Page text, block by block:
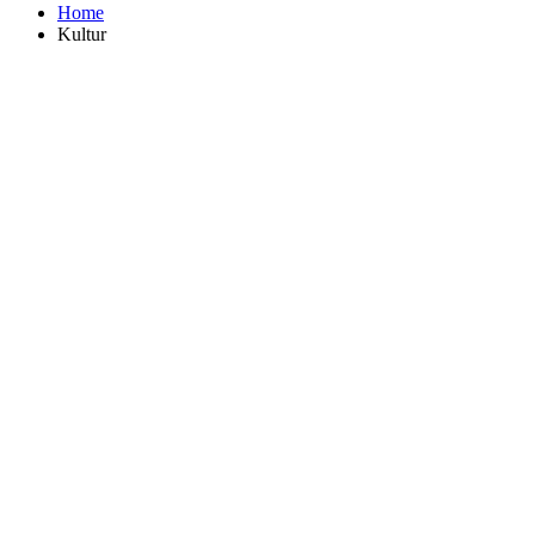
Home
Kultur